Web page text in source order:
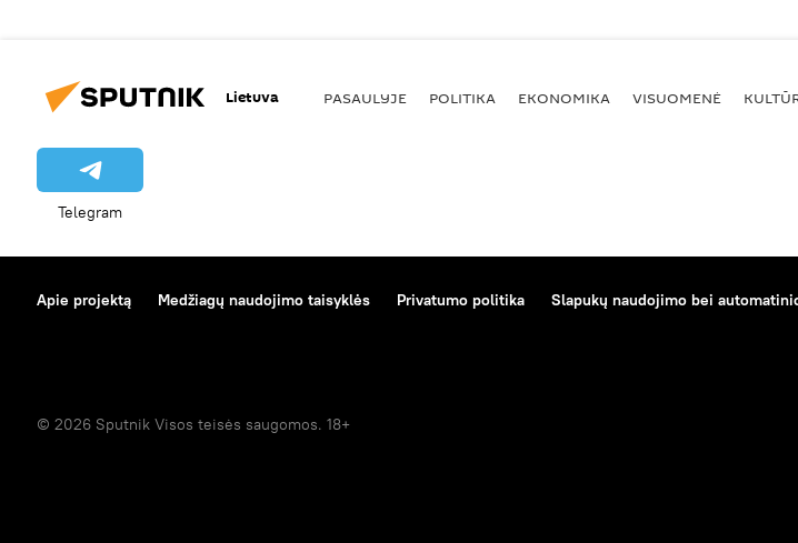
Lietuva PASAULYJE POLITIKA EKONOMIKA VISUOMENĖ
Telegram
Apie projektą Medžiagų naudojimo taisyklės Privatumo politika Slapukų naudojimo bei
© 2026 Sputnik Visos teisės saugomos. 18+